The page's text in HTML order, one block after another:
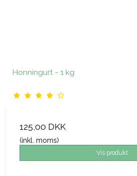
Honningurt - 1 kg
125,00 DKK
(inkl. moms)
Vis produkt